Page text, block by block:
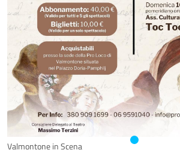
Valmontone in Scena